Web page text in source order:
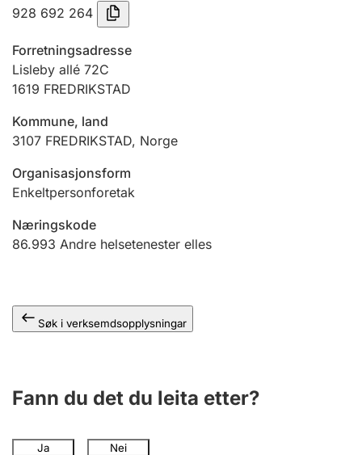
Jeger
Ektepaktrettleiaren
Andre tema
928 692 264
Forretningsadresse
Lisleby allé 72C
1619 FREDRIKSTAD
Kommune, land
3107 FREDRIKSTAD, Norge
Organisasjonsform
Enkeltpersonforetak
Næringskode
86.993 Andre helsetenester elles
Søk i verksemdsopplysningar
Fann du det du leita etter?
Ja Nei